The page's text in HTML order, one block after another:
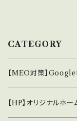
CATEGORY
【MEO対策】
【HP】オリジナルホ